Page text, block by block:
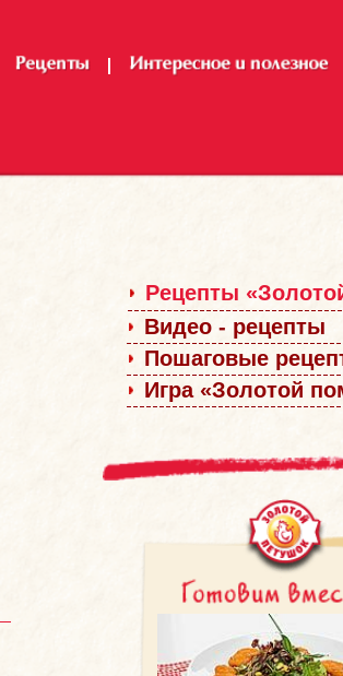
Рецепты
Видео - рецепты
Пошаговые
Игра «Золотой